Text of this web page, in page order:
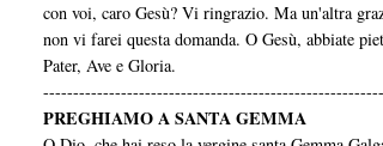
con voi, caro Gesù? Vi ringrazio. Ma un'altra
non vi farei questa domanda. O Gesù, abbiate
Pater, Ave e Gloria.
PREGHIAMO A SANTA GEMMA